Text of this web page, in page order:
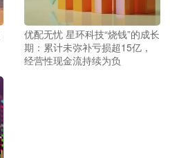
优配无忧 星环科技“烧钱”的成长
期：累计未弥补亏损超15亿，
经营性现金流持续为负